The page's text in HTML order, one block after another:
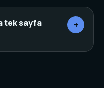
kişinin bulunduğu
bir niyet yakalar. Bu
schema ve iç linklerle
tek sayfa
+